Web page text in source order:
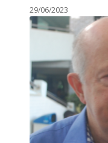
29/06/2023